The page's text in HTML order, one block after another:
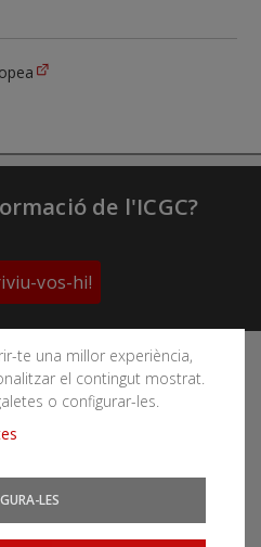
te una millor experiència,
el contingut mostrat.
o configurar-les.
LES
de l'ICGC?
vos-hi!
de l'Institut Cartogràfic i
de Catalunya
us als fils RSS